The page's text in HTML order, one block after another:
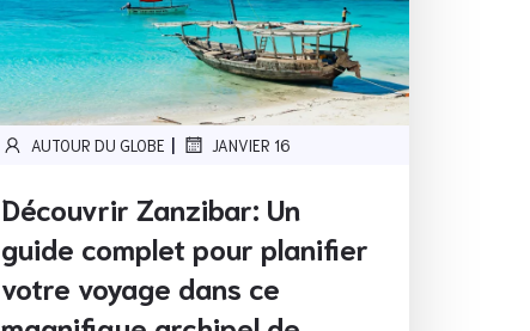
AUTOUR DU GLOBE | JANVIER 16
Découvrir Zanzibar: Un
guide complet pour planifier
votre voyage dans ce